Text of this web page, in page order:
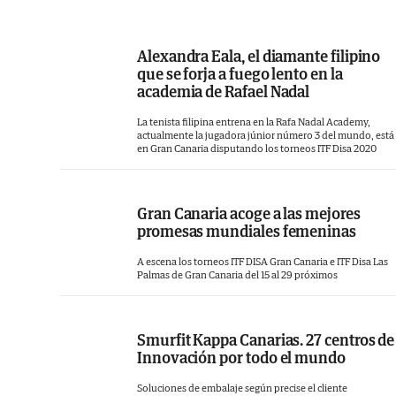
información que comparten los más de
diseñadores que integran la compañía,
durante años y las más avanzadas
aplicadas al embalaje para fabricar la
adaptada a las necesidades de sus clientes.
objetivo es siempre incrementar sus
disminuir sus costes o reducir los riesgos de
cadena logística.
La sostenibilidad y el vínculo
Canarias está en el ADN de la empresa.
eso apoya iniciativas tan
Alexandra Eala, el diamante filipino
que se forja a fuego lento en la
academia de Rafael Nadal
La tenista filipina entrena en la Rafa Nadal Academy,
actualmente la jugadora júnior número 3 del mundo, está
en Gran Canaria disputando los torneos ITF Disa 2020
Gran Canaria acoge a las mejores
promesas mundiales femeninas
A escena los torneos ITF DISA Gran Canaria e ITF Disa Las
Palmas de Gran Canaria del 15 al 29 próximos
Smurfit Kappa Canarias. 27 centros de
Innovación por todo el mundo
Soluciones de embalaje según precise el cliente